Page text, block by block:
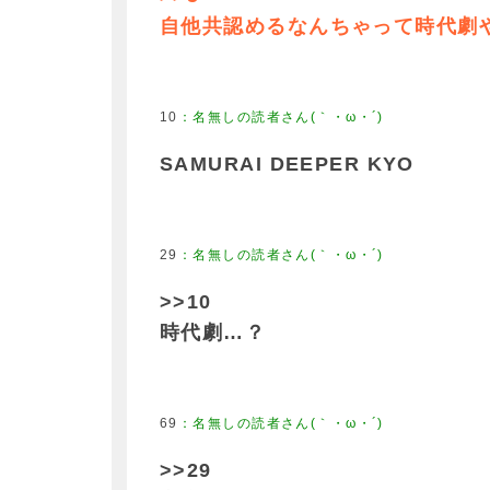
自他共認めるなんちゃって時代劇
10
SAMURAI DEEPER KYO
29
>>10
時代劇…？
69
>>29